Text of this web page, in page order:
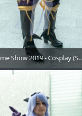
Show 2019 - Cosplay
21. Oktober 2019